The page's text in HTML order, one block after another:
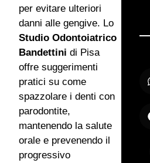
per evitare ulteriori
danni alle gengive. Lo
Studio Odontoiatrico
Bandettini di Pisa
offre suggerimenti
pratici su come
spazzolare i denti con
parodontite,
mantenendo la salute
orale e prevenendo il
progressivo